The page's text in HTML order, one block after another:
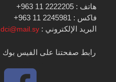
هاتف : 2222205 11 963+
فاكس : 2245981 11 963+
البريد الإلكتروني :dci@mail.sy
رابط صفحتنا على الفيس بوك